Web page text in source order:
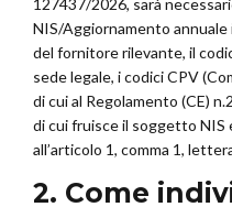
127437/2026, sarà
NIS/Aggiornamento annuale
del fornitore rilevante, il
sede legale, i codici CPV
di cui al Regolamento (CE)
di cui fruisce il soggetto NIS
all’articolo 1, comma 1,
2. Come